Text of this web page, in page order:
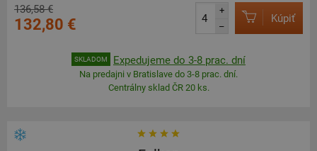
136,58 €
132,80 €
+
–
Kúpiť
SKLADOM Expedujeme do 3-8 prac. dní
Na predajni v Bratislave do 3-8 prac. dní.
Centrálny sklad ČR 20 ks.